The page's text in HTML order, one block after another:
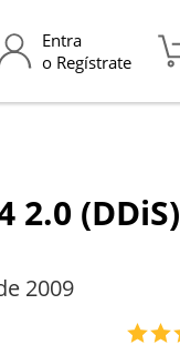
Entra
o Regístrate
2.0 (DDiS)
2009